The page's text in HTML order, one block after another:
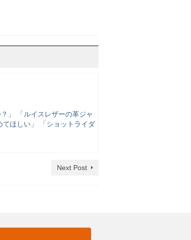
」 「ルイスレザーの革ジャ
ほしい」 「ショットライダ
Next Post